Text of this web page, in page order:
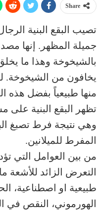
Share
تصيب البقع البنية
جميلة المظهر. إنها
بالشيخوخة وهذا ما
يخافون من
منها طبيعياً بفضل هذه
تظهر البقع البنية على
وهي نتيجة فرط تصبغ
المفرط للميلانين.
من بين العوامل التي
التعرض الزائد للأشعة
طبيعية او اصطناعية،